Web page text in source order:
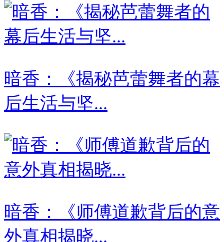
暗香：《揭秘芭蕾舞者的幕
后生活与坚...
暗香：《师傅道歉背后的意
外真相揭晓...